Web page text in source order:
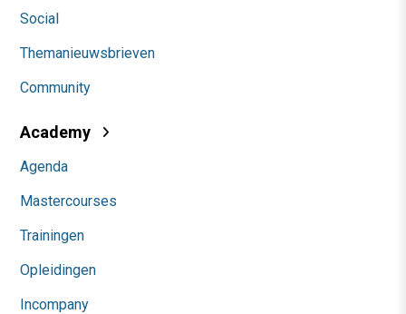
Social
Themanieuwsbrieven
Community
Academy
Agenda
Mastercourses
Trainingen
Opleidingen
Incompany